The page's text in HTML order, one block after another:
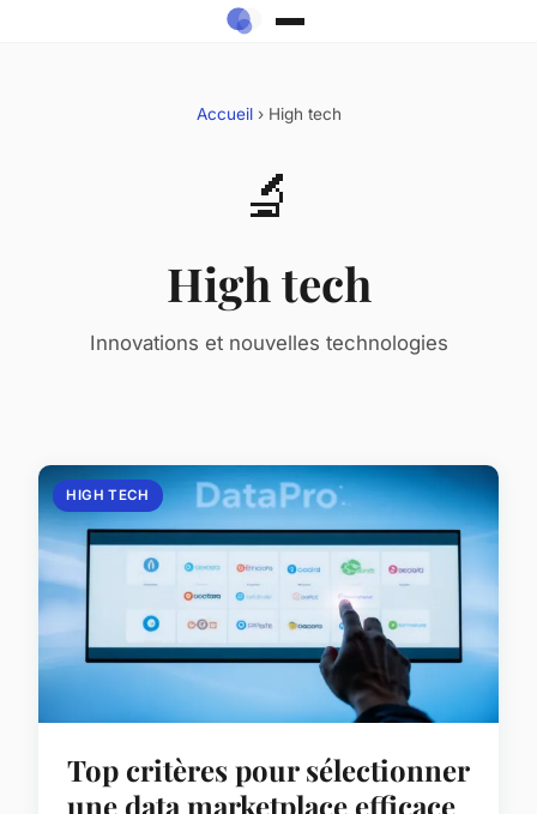
Accueil› High tech
🔬
High tech
Innovations et nouvelles technologies
HIGH TECH
Top critères pour sélectionner
une data marketplace efficace